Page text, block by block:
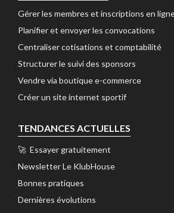
Gérer les membres et inscriptions en
Planifier et envoyer les convocations
Centraliser cotisations et comptabilité
Structurer le suivi des sponsors
Vendre via boutique e-commerce
Créer un site internet sportif
TENDANCES ACTUELLES
🚀 Essayer gratuitement
Newsletter Le KlubHouse
Bonnes pratiques
Dernières évolutions